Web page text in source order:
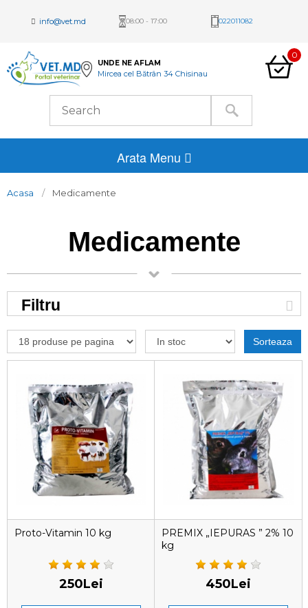
info@vet.md 08:00 - 17:00 022011082
UNDE NE AFLAM
Mircea cel Bătrân 34 Chisinau
0
Arata Menu
Acasa Medicamente
Medicamente
Filtru
Sorteaza
Proto-Vitamin 10 kg
250Lei
PREMIX „IEPURAS ” 2% 10
kg
450Lei